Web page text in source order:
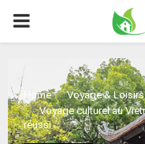
PRIMARY
Home
Voyage & Loisirs
Voyage culturel au
réussi